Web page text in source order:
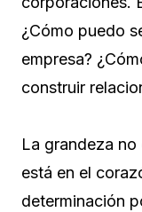
¿Cómo puedo
empresa?
construir
La grandeza
está en el
determinación